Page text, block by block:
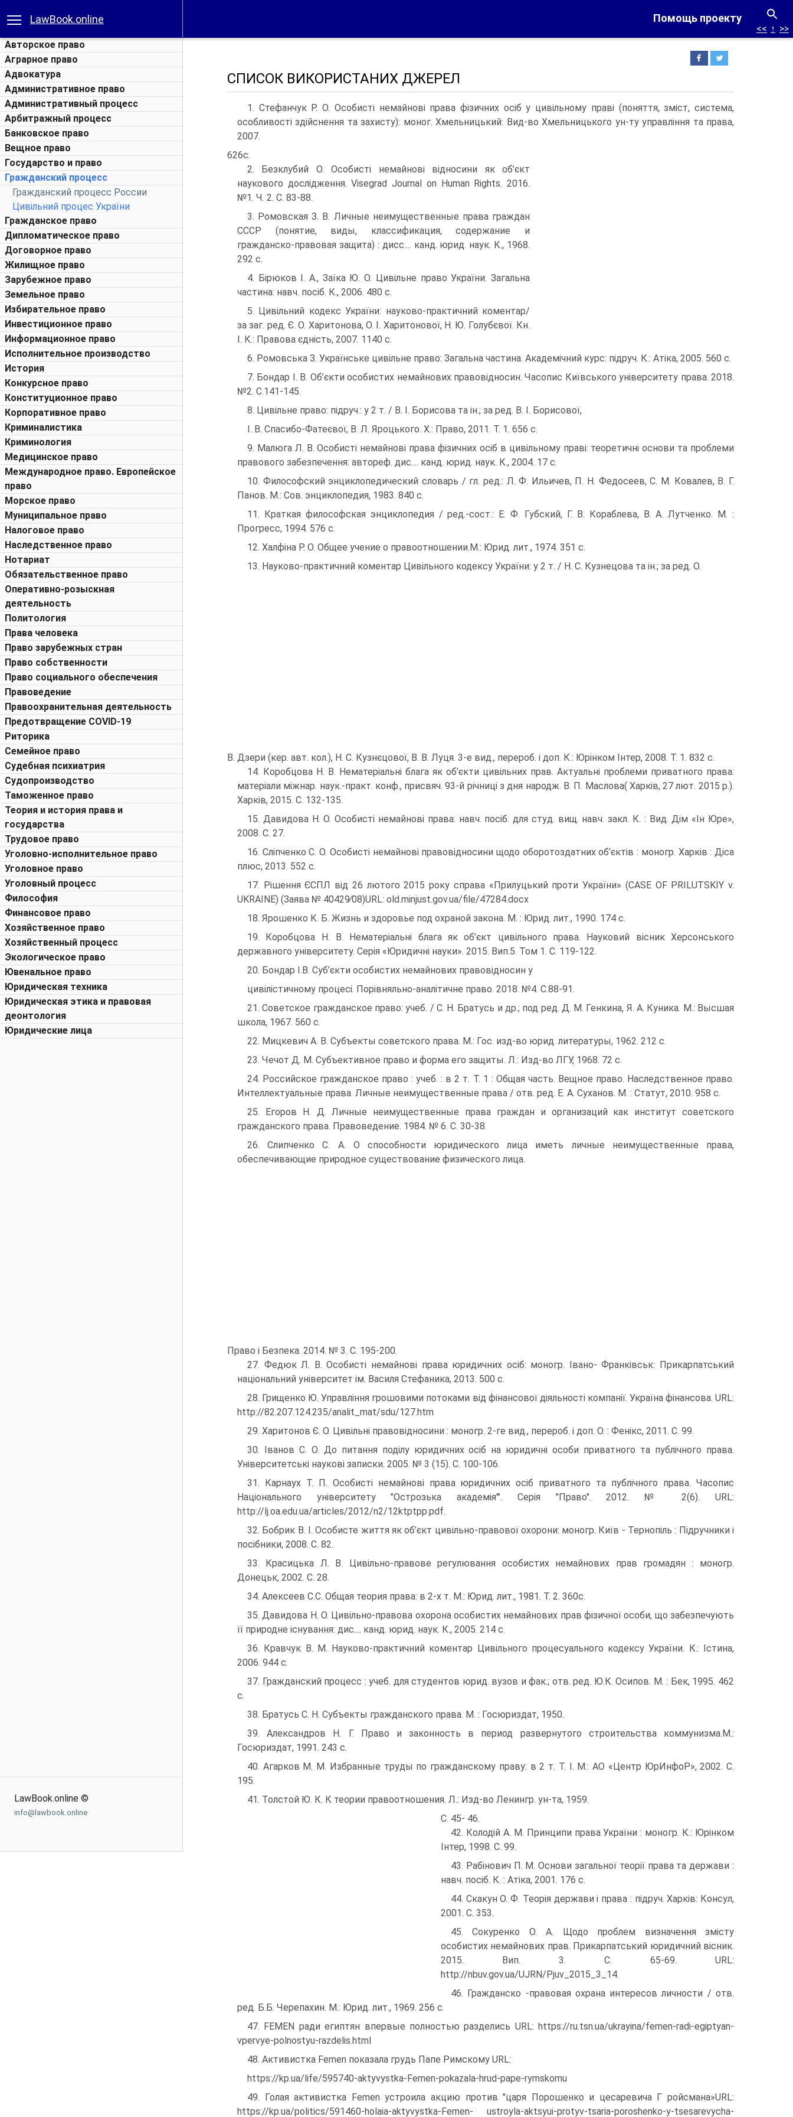
Помощь проекту
LawBook.online
Авторское право
Аграрное право
Адвокатура
Административное право
Административный процесс
Арбитражный процесс
Банковское право
Вещное право
Государство и право
Гражданский процесс
Гражданский процесс России
Цивільний процес України
Гражданское право
Дипломатическое право
Договорное право
Жилищное право
Зарубежное право
Земельное право
Избирательное право
Инвестиционное право
Информационное право
Исполнительное производство
История
Конкурсное право
Конституционное право
Корпоративное право
Криминалистика
Криминология
Медицинское право
Международное право. Европейское
право
Морское право
Муниципальное право
Налоговое право
Наследственное право
Нотариат
Обязательственное право
Оперативно-розыскная
деятельность
Политология
Права человека
Право зарубежных стран
Право собственности
Право социального обеспечения
Правоведение
Правоохранительная деятельность
Предотвращение COVID-19
Риторика
Семейное право
Судебная психиатрия
Судопроизводство
Таможенное право
Теория и история права и
государства
Трудовое право
Уголовно-исполнительное право
Уголовное право
Уголовный процесс
Философия
Финансовое право
Хозяйственное право
Хозяйственный процесс
Экологическое право
Ювенальное право
Юридическая техника
Юридическая этика и правовая
деонтология
Юридические лица
LawBook.online ©
info@lawbook.online
<< ↑ >>
СПИСОК ВИКОРИСТАНИХ ДЖЕРЕЛ
1. Стефанчук Р. О. Особисті немайнові права фізичних осіб у цивільному праві (поняття, зміст, система,
особливості здійснення та захисту): моног. Хмельницький: Вид-во Хмельницького ун-ту управління та права,
2007.
626с.
2. Безклубий О. Особисті немайнові відносини як об’єкт
наукового дослідження. Visegrad Journal on Human Rights. 2016.
№1. Ч. 2. С. 83-88.
3. Ромовская З. В. Личные неимущественные права граждан
СССР (понятие, виды, классификация, содержание и
гражданско-правовая защита) : дисс.... канд. юрид. наук. К., 1968.
292 с.
4. Бірюков І. А., Заїка Ю. О. Цивільне право України. Загальна
частина: навч. посіб. К., 2006. 480 c.
5. Цивільний кодекс України: науково-практичний коментар/
за заг. ред. Є. О. Харитонова, О. І. Харитонової, Н. Ю. Голубєвої. Кн.
І. К.: Правова єдність, 2007. 1140 с.
6. Ромовська З. Українське цивільне право: Загальна частина. Академічний курс: підруч. К.: Атіка, 2005. 560 с.
7. Бондар І. В. Об’єкти особистих немайнових правовідносин. Часопис Київського університету права. 2018.
№2. С.141-145.
8. Цивільне право: підруч.: у 2 т. / В. І. Борисова та ін.; за ред. В. І. Борисової,
І. В. Спасибо-Фатеєвої, В. Л. Яроцького. Х.: Право, 2011. Т. 1. 656 с.
9. Малюга Л. В. Особисті немайнові права фізичних осіб в цивільному праві: теоретичні основи та проблеми
правового забезпечення: автореф. дис.... канд. юрид. наук. К., 2004. 17 с.
10. Философский энциклопедический словарь / гл. ред.: Л. Ф. Ильичев, П. Н. Федосеев, С. М. Ковалев, В. Г.
Панов. М.: Сов. энциклопедия, 1983. 840 с.
11. Краткая философская энциклопедия / ред.-сост.: Е. Ф. Губский, Г. В. Кораблева, В. А. Лутченко. М. :
Прогресс, 1994. 576 с.
12. Халфіна Р. О. Общее учение о правоотношении.М.: Юрид. лит., 1974. 351 c.
13. Науково-практичний коментар Цивільного кодексу України: у 2 т. / Н. С. Кузнецова та ін.; за ред. О.
В. Дзери (кер. авт. кол.), Н. С. Кузнєцової, В. В. Луця. 3-е вид., перероб. і доп. К.: Юрінком Інтер, 2008. Т. 1. 832 с.
14. Коробцова Н. В. Нематеріальні блага як об’єкти цивільних прав. Актуальні проблеми приватного права:
матеріали міжнар. наук.-практ. конф., присвяч. 93-й річниці з дня народж. В. П. Маслова( Харків, 27 лют. 2015 р.).
Харків, 2015. С. 132-135.
15. Давидова Н. О. Особисті немайнові права: навч. посіб. для студ. вищ. навч. закл. К. : Вид. Дім «Ін Юре»,
2008. С. 27.
16. Сліпченко С. О. Особисті немайнові правовідносини щодо оборотоздатних об’єктів : моногр. Харків : Діса
плюс, 2013. 552 с.
17. Рішення ЄСПЛ від 26 лютого 2015 року справа «Прилуцький проти України» (CASE OF PRILUTSKIY v.
UKRAINE) (Заява № 40429∕08)URL: old.minjust.gov.ua/file/47284.docx
18. Ярошенко К. Б. Жизнь и здоровье под охраной закона. М. : Юрид. лит., 1990. 174 с.
19. Коробцова Н. В. Нематеріальні блага як об’єкт цивільного права. Науковий вісник Херсонського
державного університету. Серія «Юридичні науки». 2015. Вип.5. Том 1. С. 119-122.
20. Бондар І.В. Суб’єкти особистих немайнових правовідносин у
цивілістичному процесі. Порівняльно-аналітичне право. 2018. №4. C.88-91.
21. Советское гражданское право: учеб. / С. Н. Братусь и др.; под ред. Д. М. Генкина, Я. А. Куника. М.: Высшая
школа, 1967. 560 с.
22. Мицкевич А. В. Субъекты советского права. М.: Гос. изд-во юрид. литературы, 1962. 212 с.
23. Чечот Д. М. Субъективное право и форма его защиты. Л.: Изд-во ЛГУ, 1968. 72 с.
24. Российское гражданское право : учеб. : в 2 т. Т. 1 : Общая часть. Вещное право. Наследственное право.
Интеллектуальные права. Личные неимущественные права / отв. ред. Е. А. Суханов. М. : Статут, 2010. 958 с.
25. Егоров Н. Д. Личные неимущественные права граждан и организаций как институт советского
гражданского права. Правоведение. 1984. № 6. С. 30-38.
26. Слипченко С. А. О способности юридического лица иметь личные неимущественные права,
обеспечивающие природное существование физического лица.
Право і Безпека. 2014. № 3. С. 195-200.
27. Федюк Л. В. Особисті немайнові права юридичних осіб: моногр. Івано- Франківськ: Прикарпатський
національний університет ім. Василя Стефаника, 2013. 500 с.
28. Грищенко Ю. Управління грошовими потоками від фінансової діяльності компанії. Україна фінансова. URL:
http://82.207.124.235/analit_mat/sdu/127.htm
29. Харитонов Є. О. Цивільні правовідносини : моногр. 2-ге вид., перероб. і доп. О. : Фенікс, 2011. C. 99.
30. Іванов С. О. До питання поділу юридичних осіб на юридичні особи приватного та публічного права.
Університетські наукові записки. 2005. № 3 (15). С. 100-106.
31. Карнаух Т. П. Особисті немайнові права юридичних осіб приватного та публічного права. Часопис
Національного університету "Острозька академія'". Серія "Право". 2012. № 2(6). URL:
http://lj.oa.edu.ua/articles/2012/n2/12ktptpp.pdf.
32. Бобрик В. І. Особисте життя як об’єкт цивільно-правової охорони: моногр. Київ - Тернопіль : Підручники і
посібники, 2008. С. 82.
33. Красицька Л. В. Цивільно-правове регулювання особистих немайнових прав громадян : моногр.
Донецьк, 2002. С. 28.
34. Алексеев С.С. Общая теория права: в 2-х т. М.: Юрид. лит., 1981. Т. 2. 360с.
35. Давидова Н. О. Цивільно-правова охорона особистих немайнових прав фізичної особи, що забезпечують
її природне існування: дис.... канд. юрид. наук. К., 2005. 214 с.
36. Кравчук В. М. Науково-практичний коментар Цивільного процесуального кодексу України. К.: Істина,
2006. 944 с.
37. Гражданский процесс : учеб. для студентов юрид. вузов и фак.; отв. ред. Ю.К. Осипов. М. : Бек, 1995. 462
с.
38. Братусь С. Н. Субъекты гражданского права. М. : Госюриздат, 1950.
39. Александров Н. Г. Право и законность в период развернутого строительства коммунизма.М.:
Госюриздат, 1991. 243 с.
40. Агарков М. М. Избранные труды по гражданскому праву: в 2 т. Т. І. М.: АО «Центр ЮрИнфоР», 2002. С.
195.
41. Толстой Ю. К. К теории правоотношения. Л.: Изд-во Ленингр. ун-та, 1959.
С. 45- 46.
42. Колодій А. М. Принципи права України : моногр. К.: Юрінком
Інтер, 1998. С. 99.
43. Рабінович П. М. Основи загальної теорії права та держави :
навч. посіб. К. : Атіка, 2001. 176 с.
44. Скакун О. Ф. Теорія держави і права : підруч. Харків: Консул,
2001. С. 353.
45. Сокуренко О. А. Щодо проблем визначення змісту
особистих немайнових прав. Прикарпатський юридичний вісник.
2015. Вип. 3. С. 65-69. URL:
http://nbuv.gov.ua/UJRN/Pjuv_2015_3_14.
46. Гражданско -правовая охрана интересов личности / отв.
ред. Б.Б. Черепахин. М.: Юрид. лит., 1969. 256 c.
47. FEMEN ради египтян впервые полностью разделись URL: https://ru.tsn.ua/ukrayina/femen-radi-egiptyan-
vpervye-polnostyu-razdelis.html
48. Активистка Femen показала грудь Папе Римскому URL:
https://kp.ua/life/595740-aktyvystka-Femen-pokazala-hrud-pape-rymskomu
49. Голая активистка Femen устроила акцию против "царя Порошенко и цесаревича Г ройсмана»URL:
https://kp.ua/politics/591460-holaia-aktyvystka-Femen- ustroyla-aktsyui-protyv-tsaria-poroshenko-y-tsesarevycha-